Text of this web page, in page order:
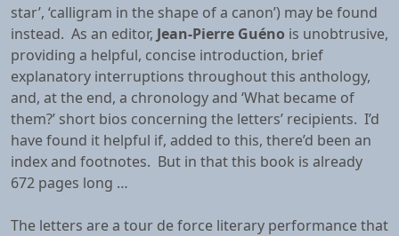
star’, ‘calligram in the shape of a canon’) may be found
instead. As an editor, Jean-Pierre Guéno is unobtrusive,
providing a helpful, concise introduction, brief
explanatory interruptions throughout this anthology,
and, at the end, a chronology and ‘What became of
them?’ short bios concerning the letters’ recipients. I’d
have found it helpful if, added to this, there’d been an
index and footnotes. But in that this book is already
672 pages long …
The letters are a tour de force literary performance that